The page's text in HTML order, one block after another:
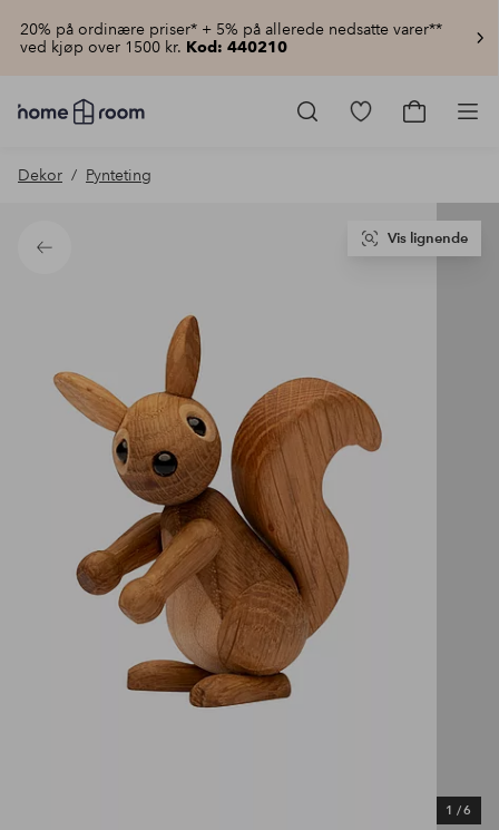
20% på ordinære priser* + 5% på allerede nedsatte varer**
ved kjøp over 1500 kr. Kod: 440210
Homeroom
–
hjemmet
pris
Gå
Gå
Dekor Pynteting
Tilbake
1 /6
Vis lignende